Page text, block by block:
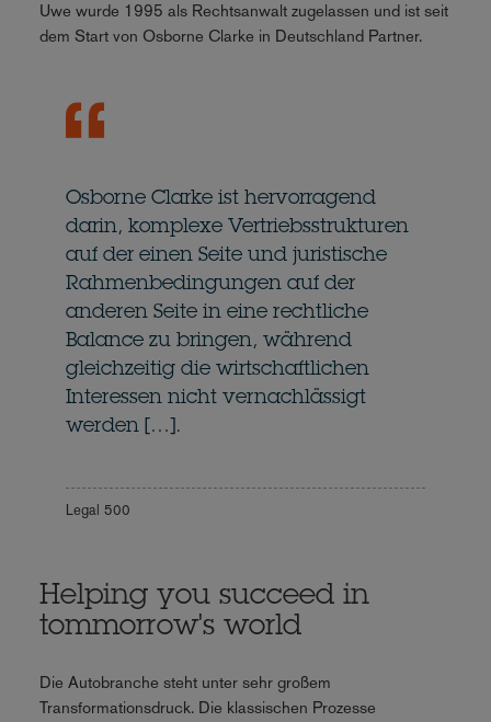
Uwe wurde 1995 als Rechtsanwalt zugelassen und ist seit
dem Start von Osborne Clarke in Deutschland Partner.
Osborne Clarke ist hervorragend
darin, komplexe Vertriebsstrukturen
auf der einen Seite und juristische
Rahmenbedingungen auf der
anderen Seite in eine rechtliche
Balance zu bringen, während
gleichzeitig die wirtschaftlichen
Interessen nicht vernachlässigt
werden […].
Legal 500
Helping you succeed in
tommorrow's world
Die Autobranche steht unter sehr großem
Transformationsdruck. Die klassischen Prozesse